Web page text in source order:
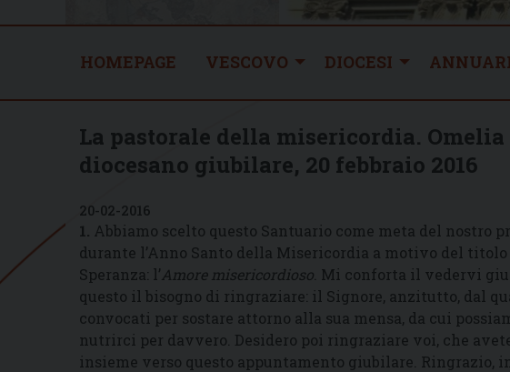
HOMEPAGE VESCOVO DIOCESI
La pastorale della misericordia.
diocesano giubilare, 20 febbraio 2016
20-02-2016
1.
Abbiamo scelto questo Santuario come meta del nostro
durante l’Anno Santo della Misericordia a motivo del titolo
Speranza: l’Amore misericordioso . Mi conforta il vedervi
questo il bisogno di ringraziare: il Signore, anzitutto, dal
convocati per sostare attorno alla sua mensa, da cui
nutrirci per davvero. Desidero poi ringraziare voi, che
insieme verso questo appuntamento giubilare. Ringrazio,